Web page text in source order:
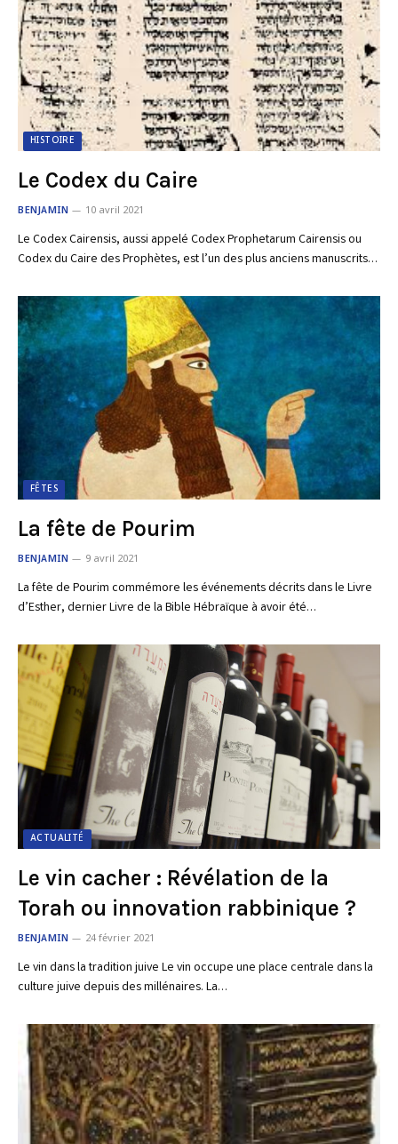
HISTOIRE
Le Codex du Caire
BENJAMIN 10 avril 2021
Le Codex Cairensis, aussi appelé Codex Prophetarum Cairensis ou
Codex du Caire des Prophètes, est l’un des plus anciens manuscrits…
FÊTES
La fête de Pourim
BENJAMIN 9 avril 2021
La fête de Pourim commémore les événements décrits dans le Livre
d’Esther, dernier Livre de la Bible Hébraïque à avoir été…
ACTUALITÉ
Le vin cacher : Révélation de la
Torah ou innovation rabbinique ?
BENJAMIN 24 février 2021
Le vin dans la tradition juive Le vin occupe une place centrale dans la
culture juive depuis des millénaires. La…